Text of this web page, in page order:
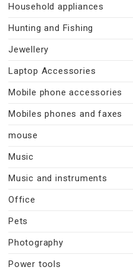
Household appliances
Hunting and Fishing
Jewellery
Laptop Accessories
Mobile phone accessories
Mobiles phones and faxes
mouse
Music
Music and instruments
Office
Pets
Photography
Power tools